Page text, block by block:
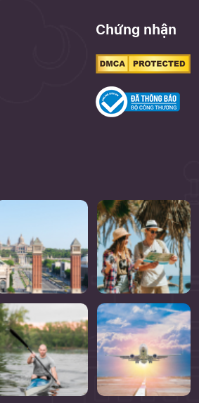
Chứng nhận